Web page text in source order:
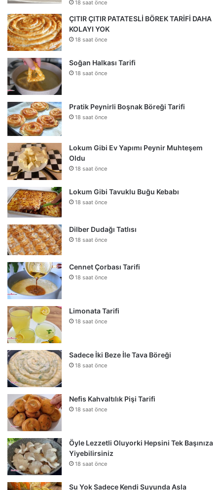
18 saat önce
ÇITIR ÇITIR PATATESLİ BÖREK TARİFİ DAHA
KOLAYI YOK
18 saat önce
Soğan Halkası Tarifi
18 saat önce
Pratik Peynirli Boşnak Böreği Tarifi
18 saat önce
Lokum Gibi Ev Yapımı Peynir Muhteşem
Oldu
18 saat önce
Lokum Gibi Tavuklu Buğu Kebabı
18 saat önce
Dilber Dudağı Tatlısı
18 saat önce
Cennet Çorbası Tarifi
18 saat önce
Limonata Tarifi
18 saat önce
Sadece İki Beze İle Tava Böreği
18 saat önce
Nefis Kahvaltılık Pişi Tarifi
18 saat önce
Öyle Lezzetli Oluyorki Hepsini Tek Başınıza
Yiyebilirsiniz
18 saat önce
Su Yok Sadece Kendi Suyunda Asla